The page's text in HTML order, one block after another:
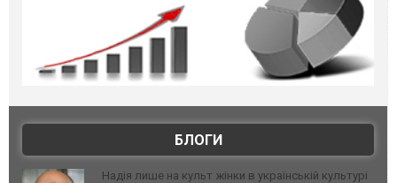
БЛОГИ
Надія лише на культ жінки в українській культурі